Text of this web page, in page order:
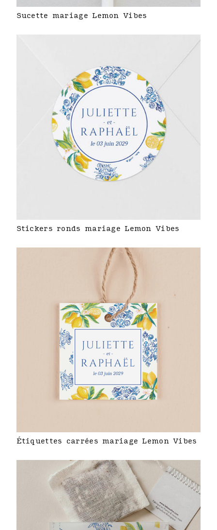
Sucette mariage Lemon Vibes
Stickers ronds mariage Lemon Vibes
Étiquettes carrées mariage Lemon Vibes